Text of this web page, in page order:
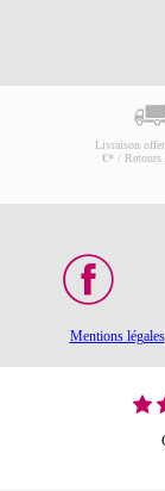
Livraison
€* / Retours
Mentions légales